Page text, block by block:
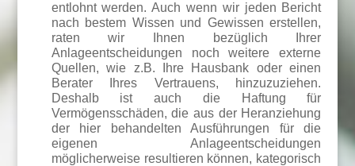
entlohnt werden. Auch wenn wir jeden Bericht
nach bestem Wissen und Gewissen erstellen,
raten wir Ihnen bezüglich Ihrer
Anlageentscheidungen noch weitere externe
Quellen, wie z.B. Ihre Hausbank oder einen
Berater Ihres Vertrauens, hinzuzuziehen.
Deshalb ist auch die Haftung für
Vermögensschäden, die aus der Heranziehung
der hier behandelten Ausführungen für die
eigenen Anlageentscheidungen
möglicherweise resultieren können, kategorisch